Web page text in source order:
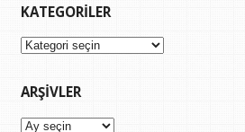
KATEGORILER
Kategoriler
ARŞIVLER
Arşivler